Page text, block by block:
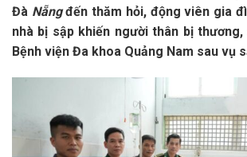
Đà Nẵngđến thăm hỏi, động viên gia
nhà bị sập khiến người thân bị
Bệnh viện Đa khoa Quảng Nam sau vụ